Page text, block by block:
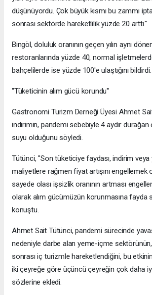
düşünüyordu. Çok büyük kısmı bu zammı
sonrası sektörde hareketlilik yüzde 20 arttı."
Bingöl, doluluk oranının geçen yılın aynı
restoranlarında yüzde 40, normal
bahçelilerde ise yüzde 100'e ulaştığını bildirdi.
"Tüketicinin alım gücü korundu"
Gastronomi Turizm Derneği Üyesi Ahmet
indirimin, pandemi sebebiyle 4 aydır
suyu olduğunu söyledi.
Tütünci, "Son tüketiciye faydası, indirim veya
maliyetlere rağmen fiyat artışını engellemek
sayede olası işsizlik oranının artması
olarak alım gücümüzün korunmasına fayda
konuştu.
Ahmet Sait Tütünci, pandemi sürecinde
nedeniyle darbe alan yeme-içme
sonrası iç turizmle hareketlendiğini, bu
iki çeyreğe göre üçüncü çeyreğin çok daha iyi
sözlerine ekledi.